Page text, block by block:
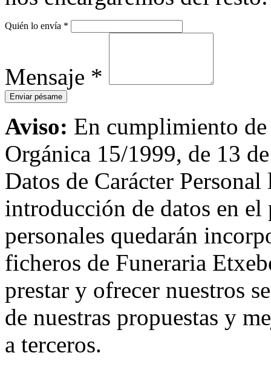
Quién lo envía *
Mensaje *
Aviso: En cumplimiento
Orgánica 15/1999, de 13
Datos de Carácter
introducción de datos en
personales quedarán
ficheros de Funeraria
prestar y ofrecer nuestros
de nuestras propuestas y
a terceros.